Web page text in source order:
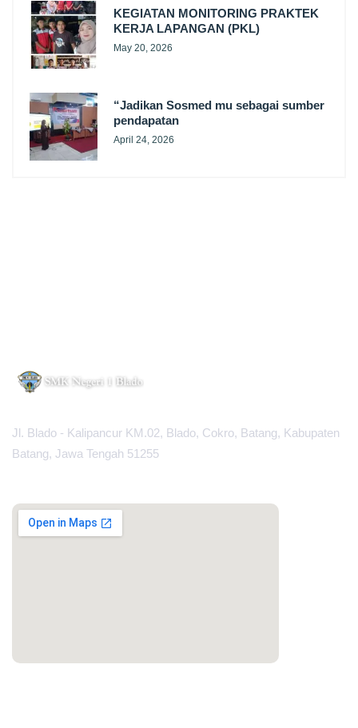
KEGIATAN MONITORING PRAKTEK
KERJA LAPANGAN (PKL)
May 20, 2026
“Jadikan Sosmed mu sebagai sumber
pendapatan
April 24, 2026
Jl. Blado - Kalipancur KM.02, Blado, Cokro, Batang, Kabupaten
Batang, Jawa Tengah 51255